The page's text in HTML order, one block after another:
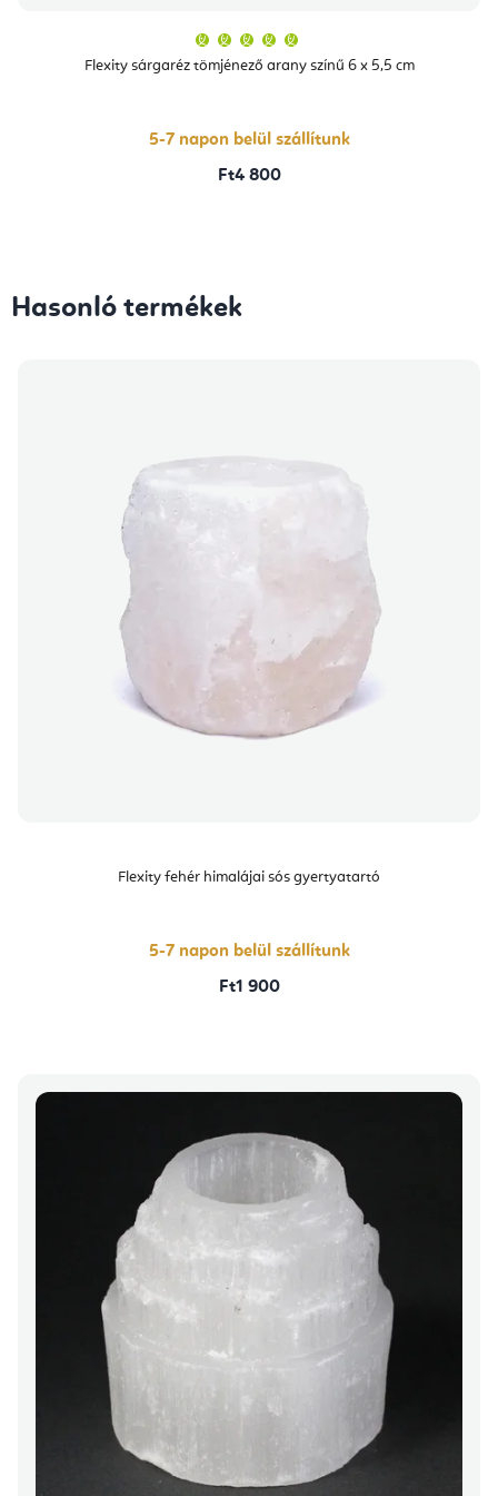
Flexity sárgaréz tömjénező arany színű 6 x 5,5 cm
átlagos
értékelése
csillag.
5-7 napon belül szállítunk
Ft4 800
Hasonló termékek
Flexity fehér himalájai sós gyertyatartó
5-7 napon belül szállítunk
Ft1 900